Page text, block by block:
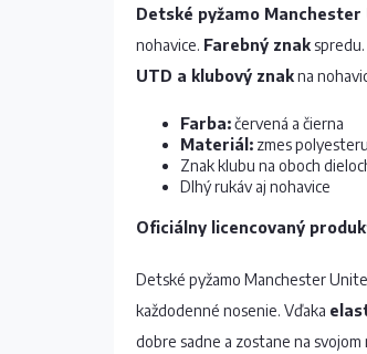
Detské pyžamo Manchester
nohavice. Farebný znak
UTD a klubový znakna
Farba:červená a čierna
Materiál: zmes
Znak klubu na oboch
Dlhý rukáv aj nohavice
Oficiálny licencovaný
Detské pyžamo Manchester
každodenné nosenie. Vďaka
dobre sadne a zostane na